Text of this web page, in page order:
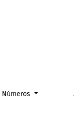
Números